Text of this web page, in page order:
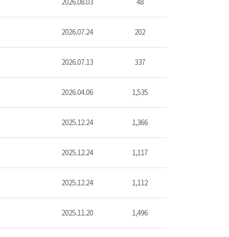
2026.07.24 202
2026.07.13 337
2026.04.06 1,535
2025.12.24 1,366
2025.12.24 1,117
2025.12.24 1,112
2025.11.20 1,496